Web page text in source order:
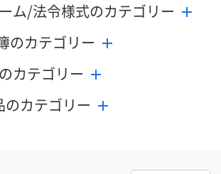
ム/法令様式のカテゴリー
のカテゴリー
カテゴリー
のカテゴリー